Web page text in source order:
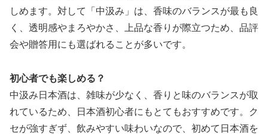
しめます。対して「中汲み」は、香味のバランスが最も良
く、透明感やまろやかさ、上品な香りが際立つため、品評
会や贈答用にも選ばれることが多いです。
初心者でも楽しめる？
中汲み日本酒は、雑味が少なく、香りと味のバランスが取
れているため、日本酒初心者にもとてもおすすめです。ク
セが強すぎず、飲みやすい味わいなので、初めて日本酒を